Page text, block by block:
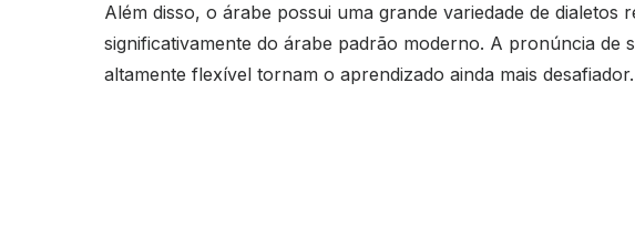
Além disso, o árabe possui uma grande variedade de dialetos
significativamente do árabe padrão moderno. A pronúncia de
altamente flexível tornam o aprendizado ainda mais desafiador.